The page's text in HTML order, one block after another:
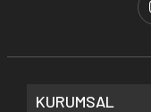
KURUMSAL